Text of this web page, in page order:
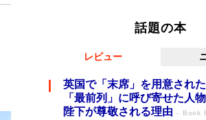
話題の本
レビュー
英国で「末席」を用意され
「最前列」に呼び寄せた人
陛下が尊敬される理由
Book